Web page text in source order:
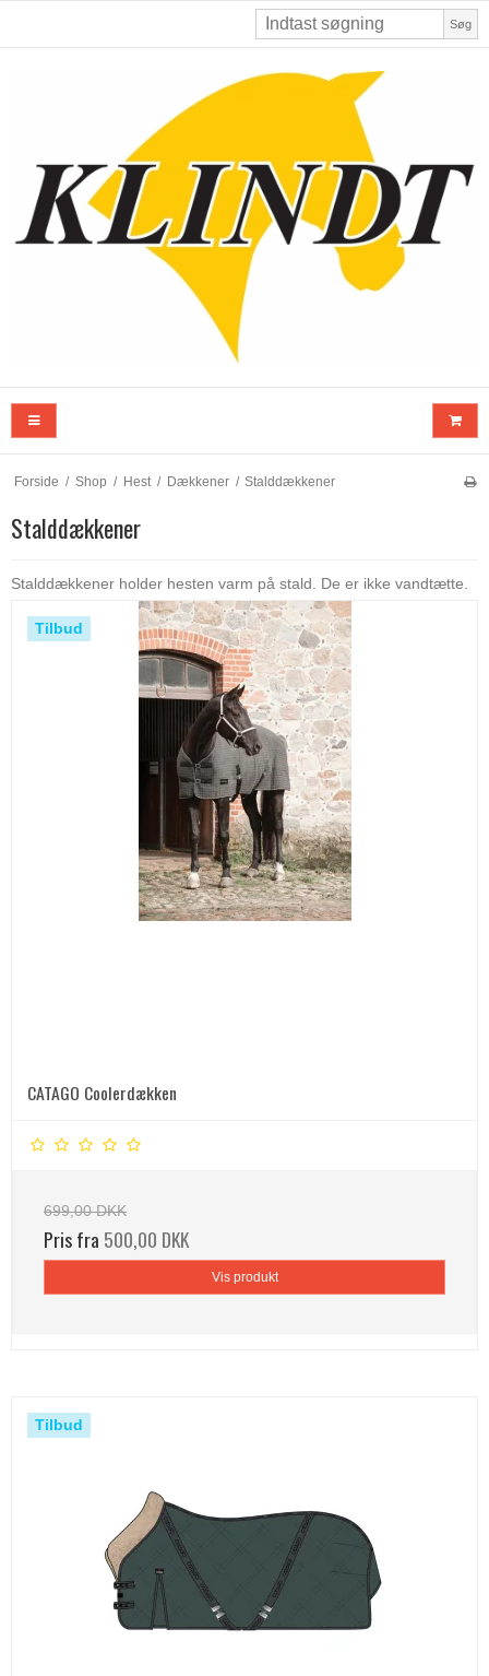
Søg
Forside / Shop / Hest / Dækkener / Stalddækkener
Stalddækkener
Stalddækkener holder hesten varm på stald. De er ikke vandtætte.
Tilbud
CATAGO Coolerdækken
699,00 DKK
Pris fra 500,00 DKK
Vis produkt
Tilbud